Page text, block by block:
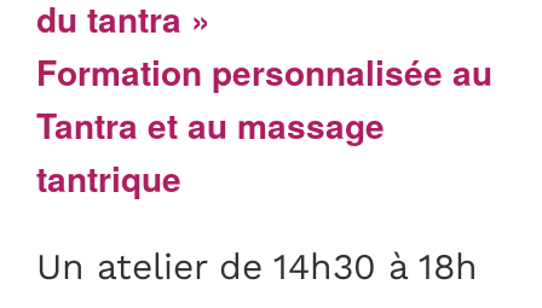
du tantra »
Formation personnalisée au
Tantra et au massage
tantrique
Un atelier de 14h30 à 18h